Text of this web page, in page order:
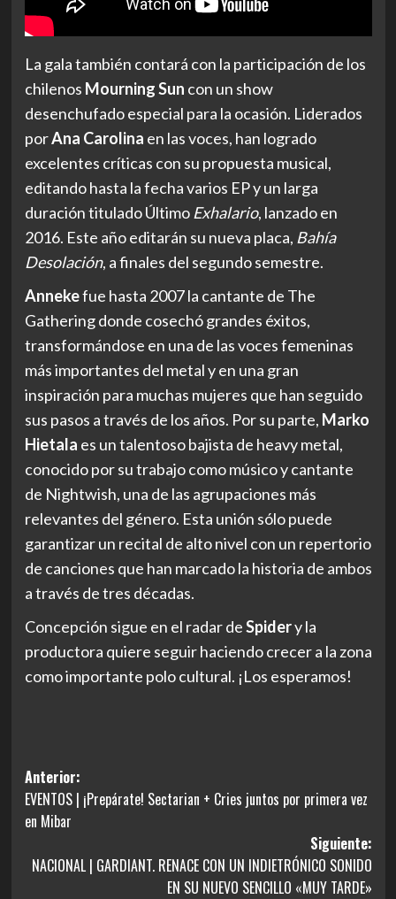
La gala también contará con la participación de los
chilenos Mourning Sun con un show
desenchufado especial para la ocasión. Liderados
porAna Carolina en las voces, han logrado
excelentes críticas con su propuesta musical,
editando hasta la fecha varios EP y un larga
duración titulado Último Exhalario, lanzado en
2016. Este año editarán su nueva placa, Bahía
Desolación, a finales del segundo semestre.
Annekefue hasta 2007 la cantante de The
Gathering donde cosechó grandes éxitos,
transformándose en una de las voces femeninas
más importantes del metal y en una gran
inspiración para muchas mujeres que han seguido
sus pasos a través de los años. Por su parte, Marko
Hietala es un talentoso bajista de heavy metal,
conocido por su trabajo como músico y cantante
de Nightwish, una de las agrupaciones más
relevantes del género. Esta unión sólo puede
garantizar un recital de alto nivel con un repertorio
de canciones que han marcado la historia de ambos
a través de tres décadas.
Concepción sigue en el radar deSpidery la
productora quiere seguir haciendo crecer a la zona
como importante polo cultural. ¡Los esperamos!
Navegación
de
entradas
Anterior:
EVENTOS | ¡Prepárate! Sectarian + Cries juntos por primera vez
en Mibar
Siguiente:
NACIONAL | GARDIANT. RENACE CON UN INDIETRÓNICO SONIDO
EN SU NUEVO SENCILLO «MUY TARDE»